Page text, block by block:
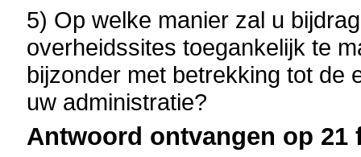
5) Op welke manier zal u
overheidssites toegankelijk te
bijzonder met betrekking tot de
uw administratie?
Antwoord ontvangen op 21